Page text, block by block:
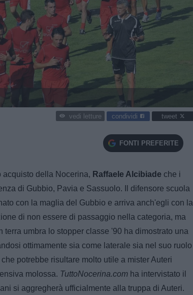
vedi letture condividi tweet
FONTI PREFERITE
acquisto della Nocerina, Raffaele Alcibiade che i
di Gubbio, Pavia e Sassuolo. Il difensore scuola
con la maglia del Gubbio e arriva anch'egli con la
di non essere di passaggio nella categoria, ma
terra umbra lo stopper classe '90 ha dimostrato una
ottimamente sia come laterale sia nel suo ruolo
potrebbe risultare molto utile a mister Auteri
molossa. TuttoNocerina.com ha intervistato il
si aggregherà ufficialmente alla truppa di Auteri.